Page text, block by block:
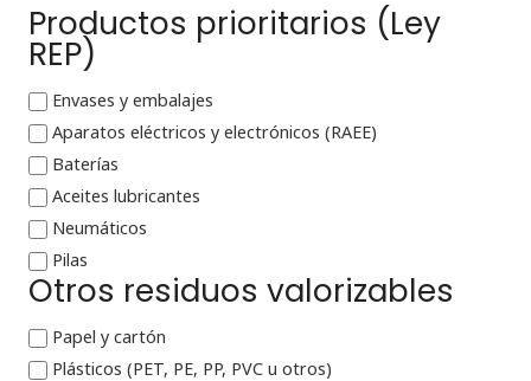
Productos prioritarios (Ley
REP)
Envases y embalajes
Aparatos eléctricos y electrónicos (RAEE)
Baterías
Aceites lubricantes
Neumáticos
Pilas
Otros residuos valorizables
Papel y cartón
Plásticos (PET, PE, PP, PVC u otros)